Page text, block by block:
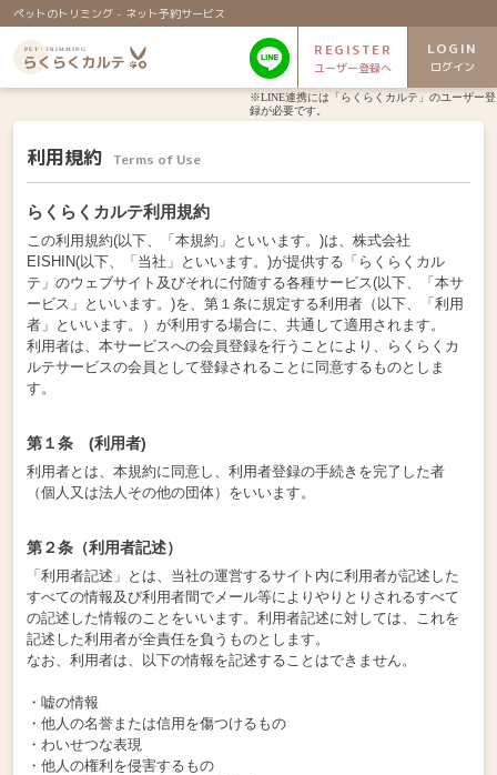
ペットのトリミング - ネット予約サービス
※LINE連携には「らくらくカルテ」のユーザー登
録が必要です。
REGISTER
ユーザー登録へ
LOGIN
ログイン
利用規約 Terms of Use
らくらくカルテ利用規約
この利用規約(以下、「本規約」といいます。)は、株式会社
EISHIN(以下、「当社」といいます。)が提供する「らくらくカル
テ」のウェブサイト及びそれに付随する各種サービス(以下、「本サ
ービス」といいます。)を、第１条に規定する利用者（以下、「利用
者」といいます。）が利用する場合に、共通して適用されます。
利用者は、本サービスへの会員登録を行うことにより、らくらくカ
ルテサービスの会員として登録されることに同意するものとしま
す。
第１条 (利用者)
利用者とは、本規約に同意し、利用者登録の手続きを完了した者
（個人又は法人その他の団体）をいいます。
第２条（利用者記述）
「利用者記述」とは、当社の運営するサイト内に利用者が記述した
すべての情報及び利用者間でメール等によりやりとりされるすべて
の記述した情報のことをいいます。利用者記述に対しては、これを
記述した利用者が全責任を負うものとします。
なお、利用者は、以下の情報を記述することはできません。
・嘘の情報
・他人の名誉または信用を傷つけるもの
・わいせつな表現
・他人の権利を侵害するもの